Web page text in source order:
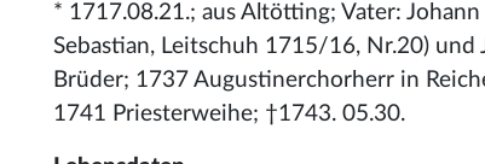
* 1717.08.21.; aus Altötting; Vater:
Sebastian, Leitschuh 1715/16, Nr.20)
Brüder; 1737 Augustinerchorherr in
1741 Priesterweihe; †1743. 05.30.